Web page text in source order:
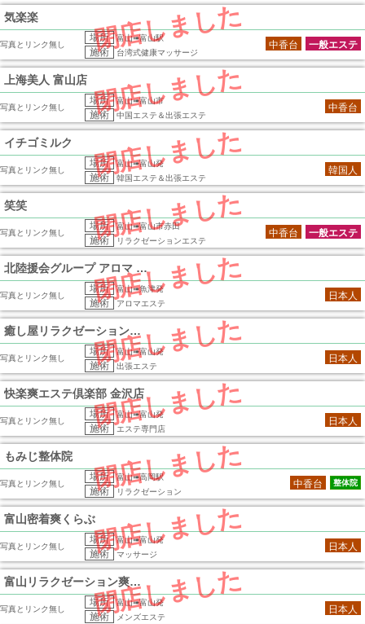
閉店しました
気楽楽
写真とリンク無し
場所 富山➠富山駅
施術 台湾式健康マッサージ
一般エステ
中香台
閉店しました
上海美人 富山店
写真とリンク無し
場所 富山➠富山市
施術 中国エステ＆出張エステ
中香台
閉店しました
イチゴミルク
写真とリンク無し
場所 富山➠富山発
施術 韓国エステ＆出張エステ
韓国人
閉店しました
笑笑
写真とリンク無し
場所 富山➠富山市赤田
施術 リラクゼーションエステ
一般エステ
中香台
閉店しました
北陸援会グループ アロマ 魚津店
写真とリンク無し
場所 富山➠魚津発
施術 アロマエステ
日本人
閉店しました
癒し屋リラクゼーション本舗
写真とリンク無し
場所 富山➠富山発
施術 出張エステ
日本人
閉店しました
快楽爽エステ倶楽部 金沢店
写真とリンク無し
場所 富山➠富山発
施術 エステ専門店
日本人
閉店しました
もみじ整体院
写真とリンク無し
場所 富山➠高岡駅
施術 リラクゼーション
整体院
中香台
閉店しました
富山密着爽くらぶ
写真とリンク無し
場所 富山➠富山発
施術 マッサージ
日本人
閉店しました
富山リラクゼーション爽エステくらぶ
写真とリンク無し
場所 富山➠富山発
施術 メンズエステ
日本人